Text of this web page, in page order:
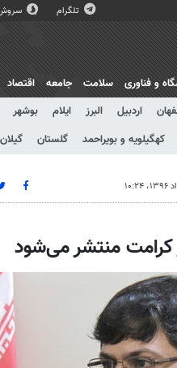
تلگرام
و فناوری سلامت جامعه اقتصاد
اردبیل البرز ایلام بوشهر
کهگیلویه و بویراحمد گلستان گیلان
کرامت منتشر می‌شود